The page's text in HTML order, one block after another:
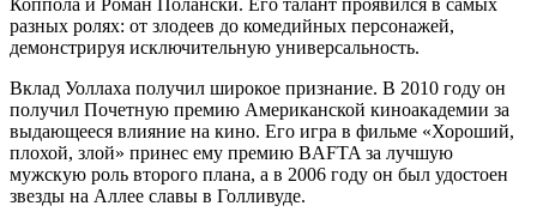
разных ролях: от злодеев до комедийных персонажей,
демонстрируя исключительную универсальность.
Вклад Уоллаха получил широкое признание. В 2010 году он
получил Почетную премию Американской киноакадемии за
выдающееся влияние на кино. Его игра в фильме «Хороший,
плохой, злой» принес ему премию BAFTA за лучшую
мужскую роль второго плана, а в 2006 году он был удостоен
звезды на Аллее славы в Голливуде.